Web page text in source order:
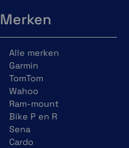
Merken
Alle merken
Garmin
TomTom
Wahoo
Ram-mount
Bike P en R
Sena
Cardo